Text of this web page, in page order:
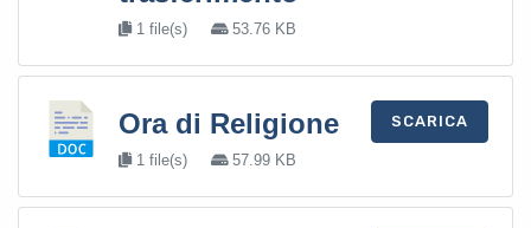
1 file(s) 53.76 KB
Ora di Religione
1 file(s) 57.99 KB
SCARICA